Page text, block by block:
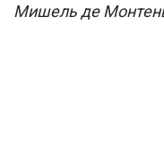
Мишель де